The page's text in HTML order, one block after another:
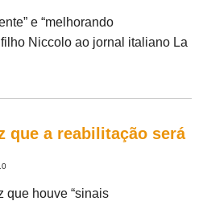
e “melhorando
Niccolo ao jornal italiano La
que a reabilitação será
que houve “sinais